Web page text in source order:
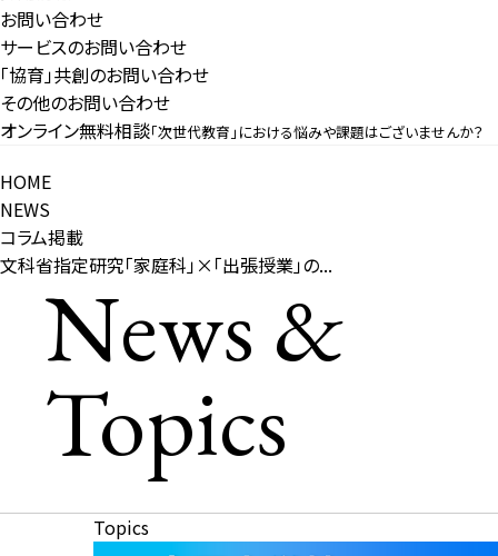
お問い合わせ
サービスのお問い合わせ
「協育」共創のお問い合わせ
その他のお問い合わせ
オンライン無料相談「次世代教育」における悩みや課題はございませんか？
HOME
NEWS
コラム掲載
文科省指定研究「家庭科」×「出張授業」の...
News &
Topics
Topics